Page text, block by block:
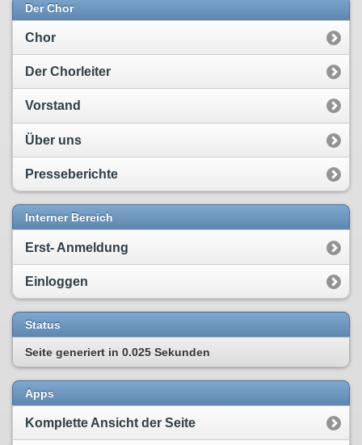
Der Chor
Chor
Der Chorleiter
Vorstand
Über uns
Presseberichte
Interner Bereich
Erst- Anmeldung
Einloggen
Status
Seite generiert in 0.025 Sekunden
Apps
Komplette Ansicht der Seite